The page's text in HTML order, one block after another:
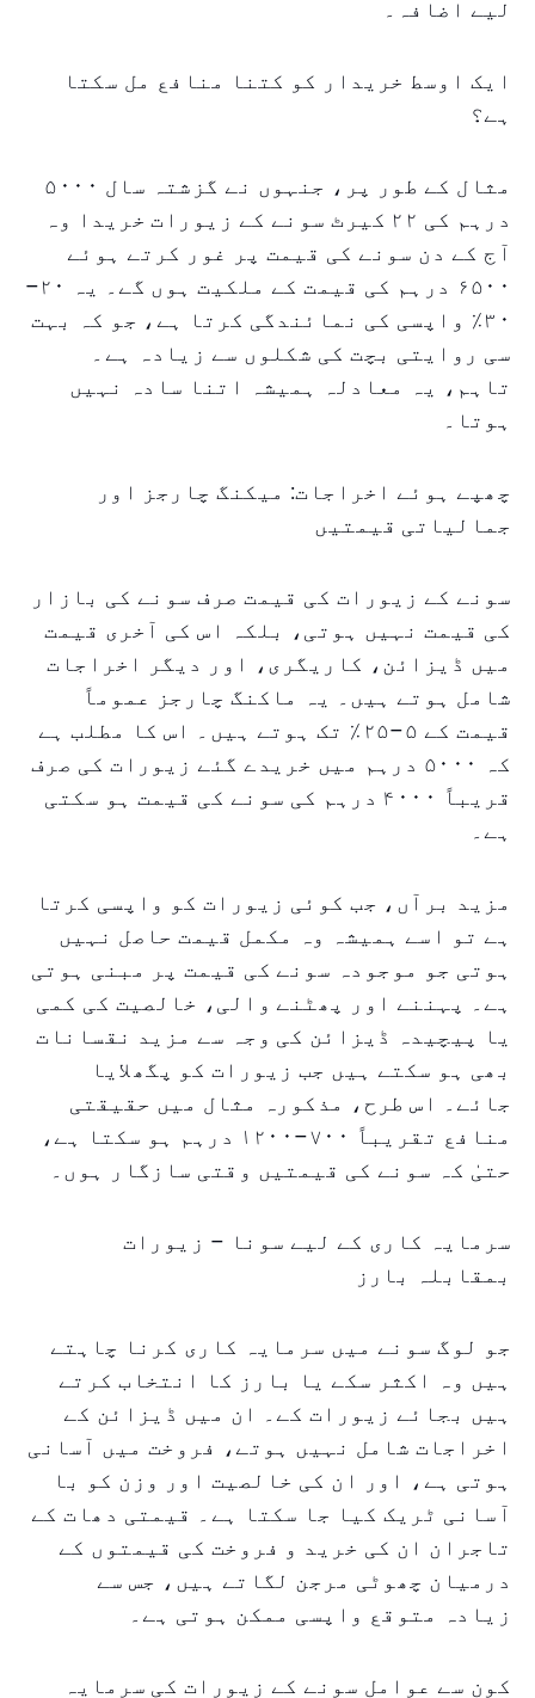
لیے اضافہ۔
ایک اوسط خریدار کو کتنا منافع مل سکتا
ہے؟
مثال کے طور پر، جنہوں نے گزشتہ سال ۵۰۰۰
درہم کی ۲۲ کیرٹ سونے کے زیورات خریدا وہ
آج کے دن سونے کی قیمت پر غور کرتے ہوئے
۶۵۰۰ درہم کی قیمت کے ملکیت ہوں گے۔ یہ ۲۰–
۳۰٪ واپسی کی نمائندگی کرتا ہے، جو کہ بہت
سی روایتی بچت کی شکلوں سے زیادہ ہے۔
تاہم، یہ معادلہ ہمیشہ اتنا سادہ نہیں
ہوتا۔
چھپے ہوئے اخراجات: میکنگ چارجز اور
جمالیاتی قیمتیں
سونے کے زیورات کی قیمت صرف سونے کی بازار
کی قیمت نہیں ہوتی، بلکہ اس کی آخری قیمت
میں ڈیزائن، کاریگری، اور دیگر اخراجات
شامل ہوتے ہیں۔ یہ ماکنگ چارجز عموماً
قیمت کے ۵–۲۵٪ تک ہوتے ہیں۔ اس کا مطلب ہے
کہ ۵۰۰۰ درہم میں خریدے گئے زیورات کی صرف
قریباً ۴۰۰۰ درہم کی سونے کی قیمت ہو سکتی
ہے۔
مزید برآں، جب کوئی زیورات کو واپسی کرتا
ہے تو اسے ہمیشہ وہ مکمل قیمت حاصل نہیں
ہوتی جو موجودہ سونے کی قیمت پر مبنی ہوتی
ہے۔ پہننے اور پھٹنے والی، خالصیت کی کمی
یا پیچیدہ ڈیزائن کی وجہ سے مزید نقسانات
بھی ہو سکتے ہیں جب زیورات کو پگھلایا
جائے۔ اس طرح، مذکورہ مثال میں حقیقتی
منافع تقریباً ۷۰۰–۱۲۰۰ درہم ہو سکتا ہے،
حتیٰ کہ سونے کی قیمتیں وقتی سازگار ہوں۔
سرمایہ کاری کے لیے سونا – زیورات
بمقابلہ بارز
جو لوگ سونے میں سرمایہ کاری کرنا چاہتے
ہیں وہ اکثر سکے یا بارز کا انتخاب کرتے
ہیں بجائے زیورات کے۔ ان میں ڈیزائن کے
اخراجات شامل نہیں ہوتے، فروخت میں آسانی
ہوتی ہے، اور ان کی خالصیت اور وزن کو با
آسانی ٹریک کیا جا سکتا ہے۔ قیمتی دھات کے
تاجران ان کی خرید و فروخت کی قیمتوں کے
درمیان چھوٹی مرجن لگاتے ہیں، جس سے
زیادہ متوقع واپسی ممکن ہوتی ہے۔
کون سے عوامل سونے کے زیورات کی سرمایہ